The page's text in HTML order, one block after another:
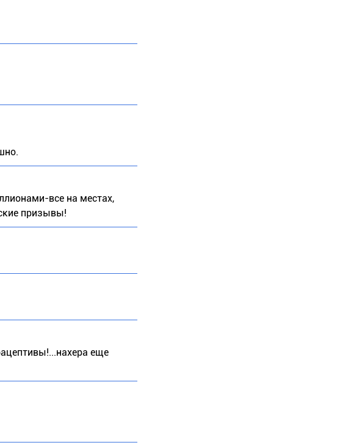
все на местах,
призывы!
еще